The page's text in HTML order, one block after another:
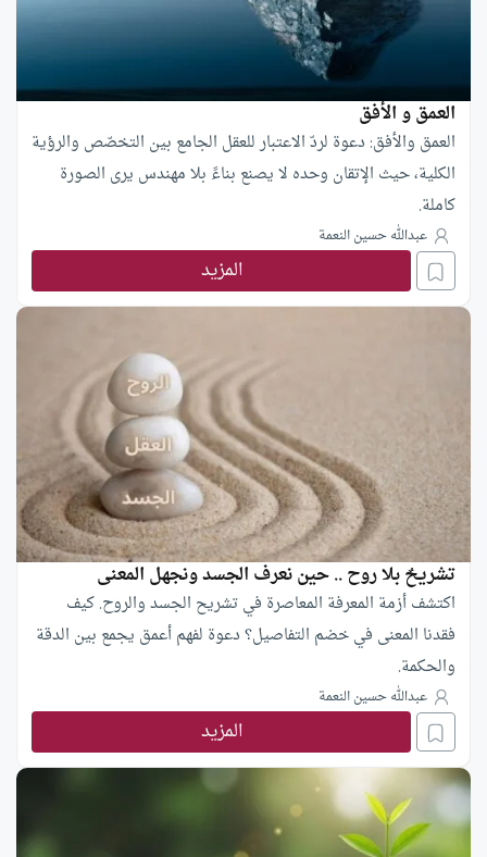
العمق و الأفق
العمق والأفق: دعوة لردّ الاعتبار للعقل الجامع بين التخصّص والرؤية
الكلية، حيث الإتقان وحده لا يصنع بناءً بلا مهندس يرى الصورة
كاملة.
عبدالله حسين النعمة
المزيد
تشريحٌ بلا روح .. حين نعرف الجسد ونجهل المعنى
اكتشف أزمة المعرفة المعاصرة في تشريح الجسد والروح. كيف
فقدنا المعنى في خضم التفاصيل؟ دعوة لفهم أعمق يجمع بين الدقة
والحكمة.
عبدالله حسين النعمة
المزيد